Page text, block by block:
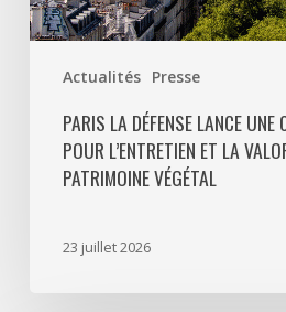
Actualités Presse
végétal
PARIS LA DÉFENSE LANCE UNE
POUR L’ENTRETIEN ET LA
PATRIMOINE VÉGÉTAL
23 juillet 2026